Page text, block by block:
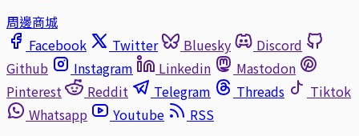
周邊商城
Facebook
Twitter Bluesky
Discord
Github
Instagram Linkedin
Mastodon
Pinterest
Reddit Telegram Threads
Tiktok
Whatsapp
Youtube
RSS